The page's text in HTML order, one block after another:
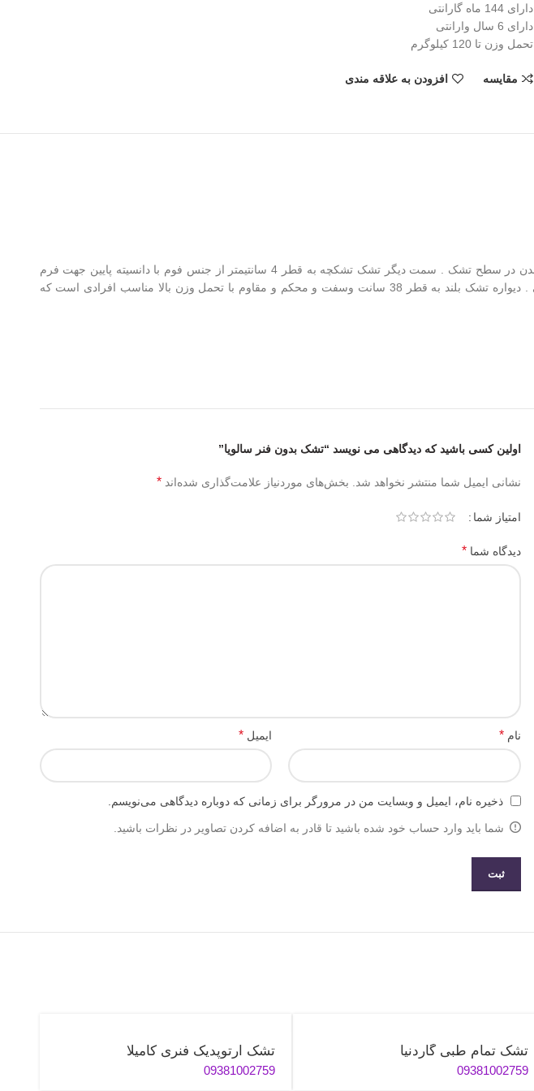
دارای 144 ماه گارانتی
دارای 6 سال وارانتی
تحمل وزن تا 120 کیلوگرم
مقایسه افزودن به علاقه مندی
یک سمت تشک دارای تشکچه نرم بصورت دور دوز دارای لایه مموری فوم به قطر 4 سانت جهت فرم پذیری بدن در سطح تشک . سمت دیگر تشک تشکچه به قطر 4 سانتیمتر از جنس فوم با دانسیته پایین جهت فرم
پذیری هر چه بیشتر بدن در سطح تشک و پر کردن بهتر نقاط گود بدن . تشک دارای سمت تابستانی و زمستانی . دیواره تشک بلند به قطر 38 سانت وسفت و محکم و مقاوم با تحمل وزن بالا مناسب افرادی است که
اولین کسی باشید که دیدگاهی می نویسد “تشک بدون فنر سالویا”
نشانی ایمیل شما منتشر نخواهد شد. بخش‌های موردنیاز علامت‌گذاری شده‌اند *
امتیاز شما
دیدگاه شما *
نام * ایمیل *
ذخیره نام، ایمیل و وبسایت من در مرورگر برای زمانی که دوباره دیدگاهی می‌نویسم.
شما باید وارد حساب خود شده باشید تا قادر به اضافه کردن تصاویر در نظرات باشید.
تشک تمام طبی گاردنیا
09381002759
تشک ارتوپدیک فنری کامیلا
09381002759